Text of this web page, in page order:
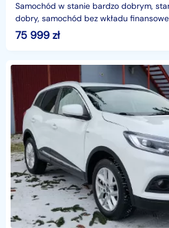
Samochód w stanie bardzo dobrym,
dobry, samochód bez wkładu
wymienione. W razie pytań proszę o
75 999 zł